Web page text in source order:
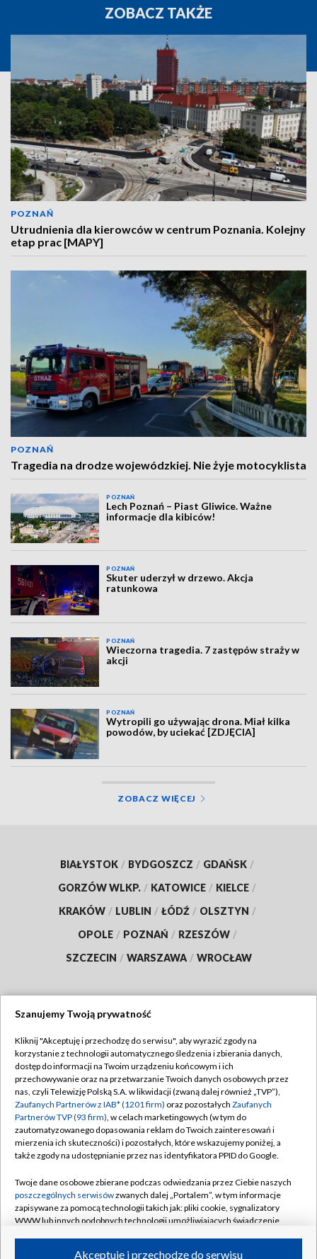
ZOBACZ TAKŻE
POZNAŃ
Utrudnienia dla kierowców w centrum Poznania. Kolejny
etap prac [MAPY]
POZNAŃ
Tragedia na drodze wojewódzkiej. Nie żyje motocyklista
POZNAŃ
Lech Poznań – Piast Gliwice. Ważne
informacje dla kibiców!
POZNAŃ
Skuter uderzył w drzewo. Akcja
ratunkowa
POZNAŃ
Wieczorna tragedia. 7 zastępów straży w
akcji
POZNAŃ
Wytropili go używając drona. Miał kilka
powodów, by uciekać [ZDJĘCIA]
ZOBACZ WIĘCEJ
BIAŁYSTOK / BYDGOSZCZ / GDAŃSK /
GORZÓW WLKP. / KATOWICE / KIELCE /
KRAKÓW / LUBLIN / ŁÓDŹ / OLSZTYN /
OPOLE / POZNAŃ / RZESZÓW /
SZCZECIN / WARSZAWA / WROCŁAW
TVP
Abonament TVP
Emisja w TVP
Centrum informacji TVP
Naziemna Telewizja Cyfrowa
Rada Programowa
System NOS
Informacje o nadawcy
Regulamin TVP
Polityka prywatności
Moje zgody
Pomoc
Kontakt
Kanały
Szanujemy Twoją prywatność
Kliknij "Akceptuję i przechodzę do serwisu", aby wyrazić zgody na
korzystanie z technologii automatycznego śledzenia i zbierania danych,
dostęp do informacji na Twoim urządzeniu końcowym i ich
przechowywanie oraz na przetwarzanie Twoich danych osobowych przez
nas, czyli Telewizję Polską S.A. w likwidacji (zwaną dalej również „TVP”),
Zaufanych Partnerów z IAB* (1201 firm) oraz pozostałych Zaufanych
Partnerów TVP (93 firm), w celach marketingowych (w tym do
zautomatyzowanego dopasowania reklam do Twoich zainteresowań i
mierzenia ich skuteczności) i pozostałych, które wskazujemy poniżej, a
także zgody na udostępnianie przez nas identyfikatora PPID do Google.
Twoje dane osobowe zbierane podczas odwiedzania przez Ciebie naszych
poszczególnych serwisówzwanych dalej „Portalem”, w tym informacje
zapisywane za pomocą technologii takich jak: pliki cookie, sygnalizatory
WWW lub innych podobnych technologii umożliwiających świadczenie
Akceptuję i przechodzę do serwisu